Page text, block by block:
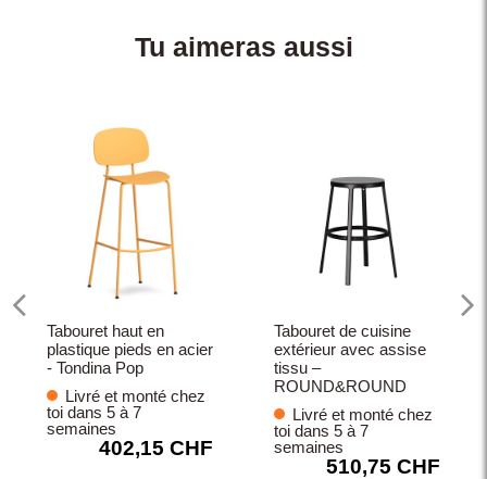
Tu aimeras aussi
Tabouret haut en
plastique pieds en acier
- Tondina Pop
Livré et monté chez
toi dans 5 à 7
semaines
402,15 CHF
Tabouret de cuisine
extérieur avec assise
tissu –
ROUND&ROUND
Livré et monté chez
toi dans 5 à 7
semaines
510,75 CHF